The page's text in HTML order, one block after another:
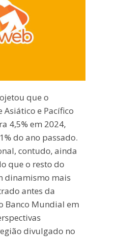
que o
Asiático e Pacífico
4,5% em 2024,
do ano passado.
contudo, ainda
que o resto do
dinamismo mais
antes da
Banco Mundial em
divulgado no